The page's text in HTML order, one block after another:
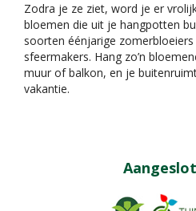
Zodra je ze ziet, word je er
bloemen die uit je hangpotten
soorten éénjarige
sfeermakers. Hang zo’n
muur of balkon, en je
vakantie.